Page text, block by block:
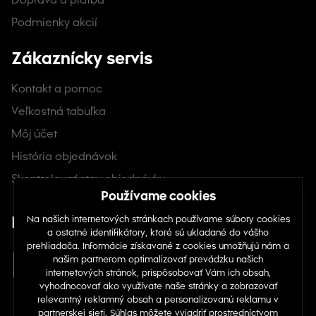
Podmienky akcií
Zákaznícky servis
Kontakt a pomoc
Veľkostná tabuľka
Môj účet
História objednávok
Skontrolovať stav objednávky
Nájdete nás na sociálnych sieťach